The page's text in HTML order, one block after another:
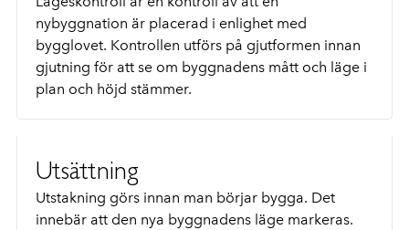
nybyggnation är placerad i enlighet med
bygglovet. Kontrollen utförs på gjutformen innan
gjutning för att se om byggnadens mått och läge i
plan och höjd stämmer.
Utsättning
Utstakning görs innan man börjar bygga. Det
innebär att den nya byggnadens läge markeras.